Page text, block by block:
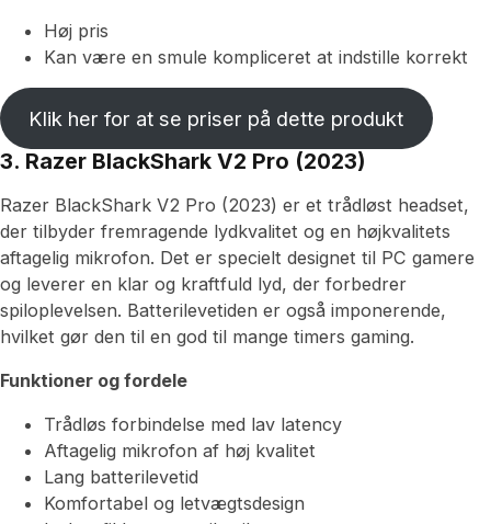
Høj pris
Kan være en smule kompliceret at indstille korrekt
Klik her for at se priser på dette produkt
3. Razer BlackShark V2 Pro (2023)
Razer BlackShark V2 Pro (2023) er et trådløst headset,
der tilbyder fremragende lydkvalitet og en højkvalitets
aftagelig mikrofon. Det er specielt designet til PC gamere
og leverer en klar og kraftfuld lyd, der forbedrer
spiloplevelsen. Batterilevetiden er også imponerende,
hvilket gør den til en god til mange timers gaming.
Funktioner og fordele
Trådløs forbindelse med lav latency
Aftagelig mikrofon af høj kvalitet
Lang batterilevetid
Komfortabel og letvægtsdesign